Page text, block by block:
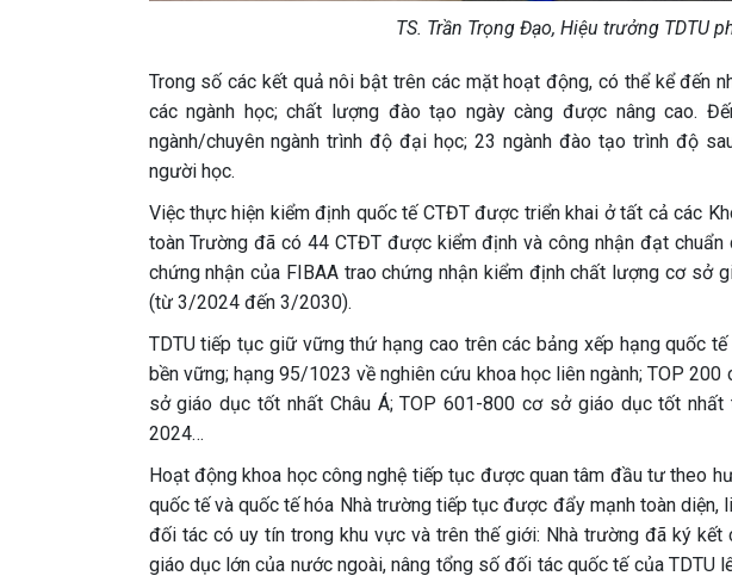
TS. Trần Trọng Đạo, Hiệu trưởng TDTU
Trong số các kết quả nôi bật trên các mặt hoạt động, có thể kể đến
các ngành học; chất lượng đào tạo ngày càng được nâng cao.
ngành/chuyên ngành trình độ đại học; 23 ngành đào tạo trình độ
người học.
Việc thực hiện kiểm định quốc tế CTĐT được triển khai ở tất cả các
toàn Trường đã có 44 CTĐT được kiểm định và công nhận đạt
chứng nhận của FIBAA trao chứng nhận kiểm định chất lượng cơ sở
(từ 3/2024 đến 3/2030).
TDTU tiếp tục giữ vững thứ hạng cao trên các bảng xếp hạng quốc
bền vững; hạng 95/1023 về nghiên cứu khoa học liên ngành; TOP
sở giáo dục tốt nhất Châu Á; TOP 601-800 cơ sở giáo dục tốt nhất
2024…
Hoạt động khoa học công nghệ tiếp tục được quan tâm đầu tư theo
quốc tế và quốc tế hóa Nhà trường tiếp tục được đẩy mạnh toàn diện,
đối tác có uy tín trong khu vực và trên thế giới: Nhà trường đã ký
giáo dục lớn của nước ngoài, nâng tổng số đối tác quốc tế của